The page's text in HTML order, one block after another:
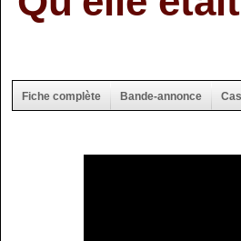
Fiche complète Bande-annonce